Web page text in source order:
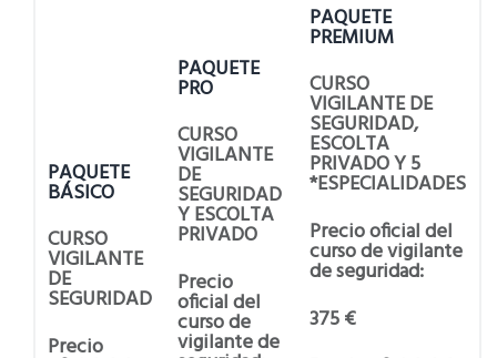
PAQUETE
BÁSICO
CURSO
VIGILANTE
DE
SEGURIDAD
Precio
PAQUETE
PRO
CURSO
VIGILANTE
DE
SEGURIDAD
Y ESCOLTA
PRIVADO
Precio
oficial del
curso de
vigilante de
PAQUETE
PREMIUM
CURSO
VIGILANTE DE
SEGURIDAD,
ESCOLTA
PRIVADO Y 5
*ESPECIALIDADES
Precio oficial del
curso de vigilante
de seguridad:
375 €